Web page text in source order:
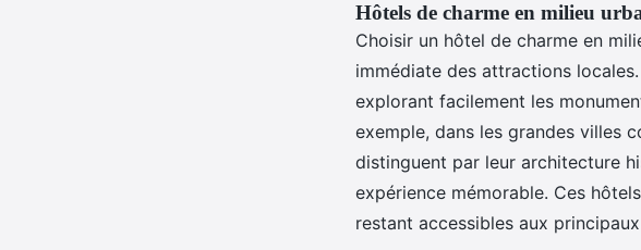
Hôtels de charme en milieu
Choisir un hôtel de charme en
immédiate des attractions
explorant facilement les
exemple, dans les grandes villes
distinguent par leur architecture
expérience mémorable. Ces
restant accessibles aux